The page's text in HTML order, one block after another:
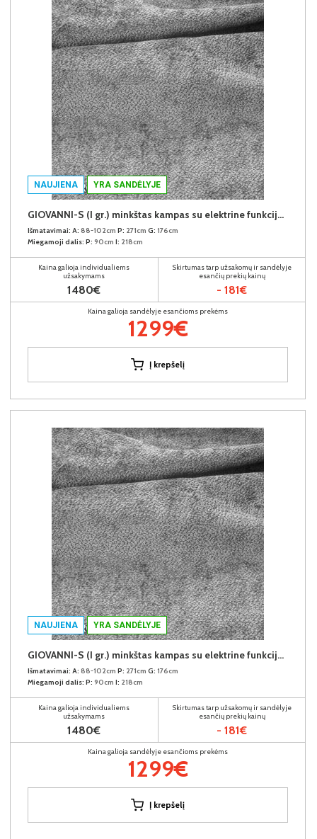
NAUJIENA YRA SANDĖLYJE
GIOVANNI-S (I gr.) minkštas kampas su elektrine funkcija (Aphrodite-21) K
Išmatavimai: A: 88-102cm P: 271cm G: 176cm
Miegamoji dalis: P: 90cm I: 218cm
Kaina galioja individualiems
užsakymams
1480€
Skirtumas tarp užsakomų ir sandėlyje
esančių prekių kainų
- 181€
Kaina galioja sandėlyje esančioms prekėms
1299€
Į krepšelį
NAUJIENA YRA SANDĖLYJE
GIOVANNI-S (I gr.) minkštas kampas su elektrine funkcija (Aphrodite-21) D
Išmatavimai: A: 88-102cm P: 271cm G: 176cm
Miegamoji dalis: P: 90cm I: 218cm
Kaina galioja individualiems
užsakymams
1480€
Skirtumas tarp užsakomų ir sandėlyje
esančių prekių kainų
- 181€
Kaina galioja sandėlyje esančioms prekėms
1299€
Į krepšelį